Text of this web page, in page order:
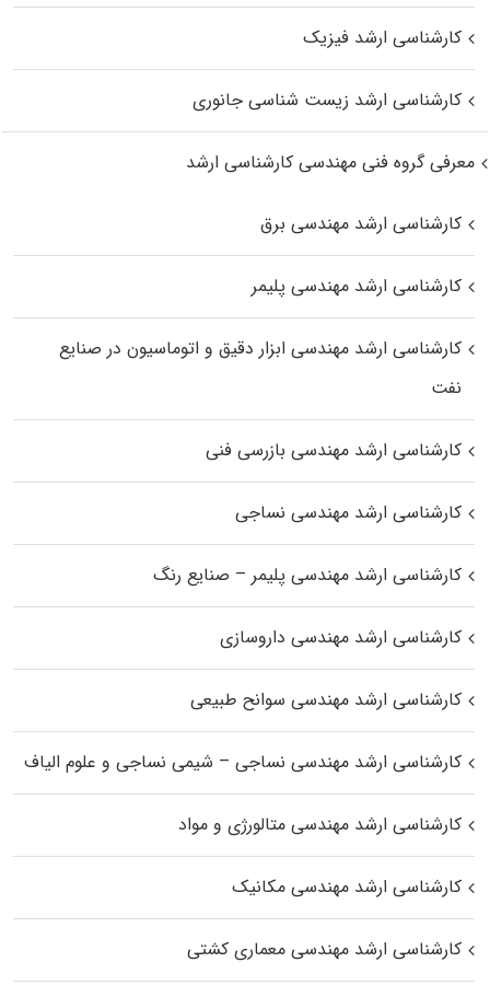
کارشناسی ارشد فیزیک
کارشناسی ارشد زیست‌ شناسی جانوری
معرفی گروه فنی مهندسی کارشناسی ارشد
کارشناسی ارشد مهندسی برق
کارشناسی ارشد مهندسی پلیمر
کارشناسی ارشد مهندسی ابزار دقیق و اتوماسیون در صنایع
نفت
کارشناسی ارشد مهندسی بازرسی فنی
کارشناسی ارشد مهندسی نساجی
کارشناسی ارشد مهندسی پلیمر – صنایع رنگ
کارشناسی ارشد مهندسی داروسازی
کارشناسی ارشد مهندسی سوانح طبیعی
کارشناسی ارشد مهندسی نساجی – شیمی نساجی و علوم الیاف
کارشناسی ارشد مهندسی متالورژی و مواد
کارشناسی ارشد مهندسی مکانیک
کارشناسی ارشد مهندسی معماری کشتی